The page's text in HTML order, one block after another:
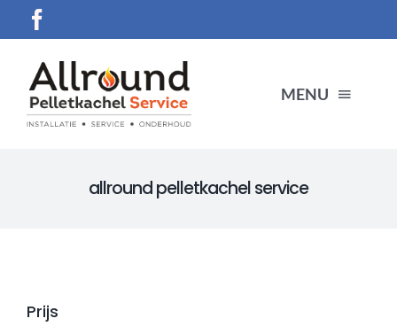
naar
inhoud
MENU
allround pelletkachel service
Prijs